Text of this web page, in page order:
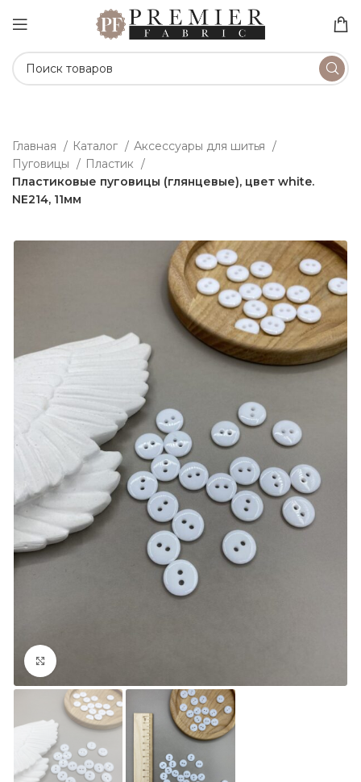
Главная Каталог
Аксессуары для шитья
Пуговицы
Пластик
Пластиковые пуговицы (глянцевые), цвет white.
NE214, 11мм